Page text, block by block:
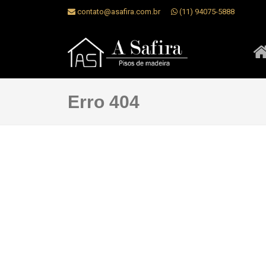
contato@asafira.com.br (11) 94075-5888
Erro 404